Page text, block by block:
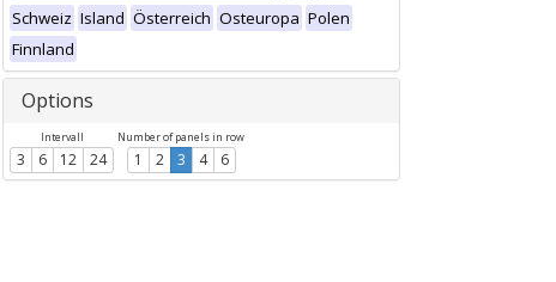
Schweiz Island Österreich Osteuropa Polen
Finnland
Options
Intervall
3 6 12 24
Number of panels in row
1 2 3 4 6